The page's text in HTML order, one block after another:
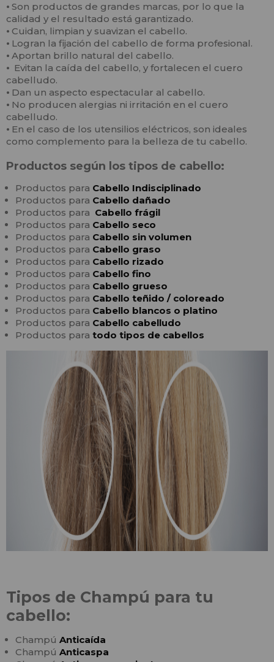
⦁ Son productos de grandes marcas, por lo que la
calidad y el resultado está garantizado.
⦁ Cuidan, limpian y suavizan el cabello.
⦁ Logran la fijación del cabello de forma profesional.
⦁ Aportan brillo natural del cabello.
⦁ Evitan la caída del cabello, y fortalecen el cuero
cabelludo.
⦁ Dan un aspecto espectacular al cabello.
⦁ No producen alergias ni irritación en el cuero
cabelludo.
⦁ En el caso de los utensilios eléctricos, son ideales
como complemento para la belleza de tu cabello.
Productos según los tipos de cabello:
Productos para Cabello Indisciplinado
Productos para Cabello dañado
Productos para Cabello frágil
Productos para Cabello seco
Productos para Cabello sin volumen
Productos para Cabello graso
Productos para Cabello rizado
Productos para Cabello fino
Productos para Cabello grueso
Productos para Cabello teñido / coloreado
Productos para Cabello blancos o platino
Productos para Cabello cabelludo
Productos para todo tipos de cabellos
Tipos de Champú para tu
cabello:
Champú Anticaída
Champú Anticaspa